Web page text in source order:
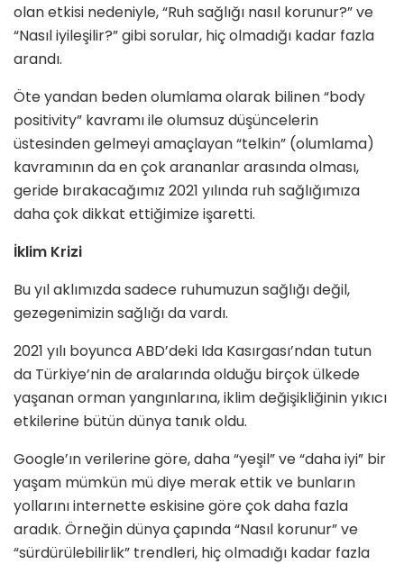
olan etkisi nedeniyle, “Ruh sağlığı nasıl korunur?” ve
“Nasıl iyileşilir?” gibi sorular, hiç olmadığı kadar fazla
arandı.
Öte yandan beden olumlama olarak bilinen “body
positivity” kavramı ile olumsuz düşüncelerin
üstesinden gelmeyi amaçlayan “telkin” (olumlama)
kavramının da en çok arananlar arasında olması,
geride bırakacağımız 2021 yılında ruh sağlığımıza
daha çok dikkat ettiğimize işaretti.
İklim Krizi
Bu yıl aklımızda sadece ruhumuzun sağlığı değil,
gezegenimizin sağlığı da vardı.
2021 yılı boyunca ABD’deki Ida Kasırgası’ndan tutun
da Türkiye’nin de aralarında olduğu birçok ülkede
yaşanan orman yangınlarına, iklim değişikliğinin yıkıcı
etkilerine bütün dünya tanık oldu.
Google’ın verilerine göre, daha “yeşil” ve “daha iyi” bir
yaşam mümkün mü diye merak ettik ve bunların
yollarını internette eskisine göre çok daha fazla
aradık. Örneğin dünya çapında “Nasıl korunur” ve
“sürdürülebilirlik” trendleri, hiç olmadığı kadar fazla